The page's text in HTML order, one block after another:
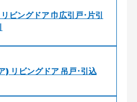
ビングドア 巾広引戸･片引
リビングドア 吊戸･引込